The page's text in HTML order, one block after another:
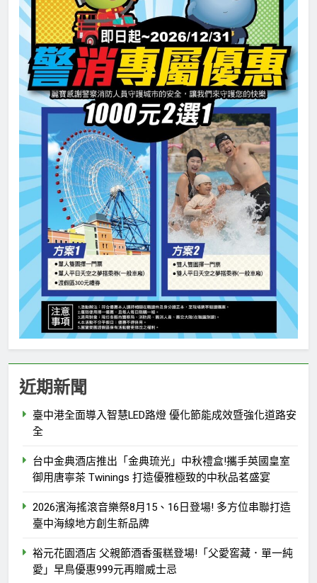
近期新聞
臺中港全面導入智慧LED路燈 優化節能成效暨強化道路安
全
台中金典酒店推出「金典琉光」中秋禮盒!攜手英國皇室
御用唐寧茶 Twinings 打造優雅極致的中秋品茗盛宴
2026濱海搖滾音樂祭8月15、16日登場! 多方位串聯打造
臺中海線地方創生新品牌
裕元花園酒店 父親節酒香蛋糕登場!「父愛窖藏．單一純
愛」早鳥優惠999元再贈威士忌